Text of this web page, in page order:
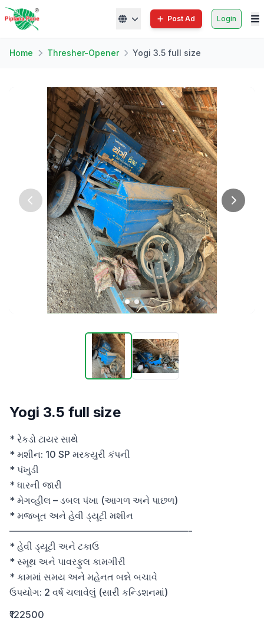
Post Ad Login
Home Thresher-Opener Yogi 3.5 full size
Yogi 3.5 full size
* રેકડો ટાયર સાથે
* મશીન: 10 SP મરકયુરી કંપની
* પંખુડી
* ધારની જારી
* મેગવ્હીલ – ડબલ પંખા (આગળ અને પાછળ)
* મજબૂત અને હેવી ડ્યૂટી મશીન
———————————————————-
* હેવી ડ્યૂટી અને ટકાઉ
* સ્મૂથ અને પાવરફુલ કામગીરી
* કામમાં સમય અને મહેનત બન્ને બચાવે
ઉપયોગ: 2 વર્ષ ચલાવેલું (સારી કન્ડિશનમાં)
₹122500